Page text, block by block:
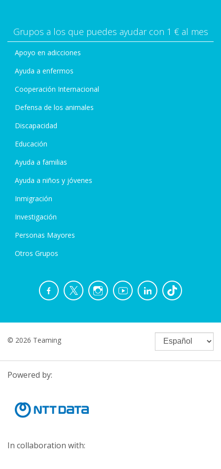
Grupos a los que puedes ayudar con 1 € al mes
Apoyo en adicciones
Ayuda a enfermos
Cooperación Internacional
Defensa de los animales
Discapacidad
Educación
Ayuda a familias
Ayuda a niños y jóvenes
Inmigración
Investigación
Personas Mayores
Otros Grupos
© 2026 Teaming
Powered by:
In collaboration with: